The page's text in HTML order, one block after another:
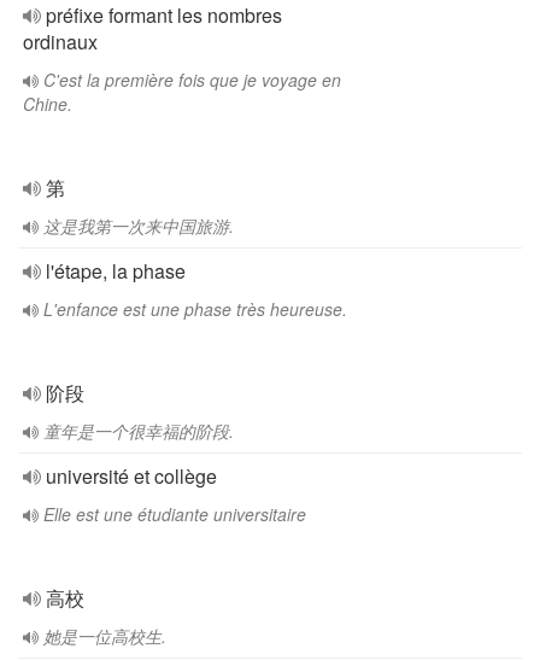
préfixe formant les nombres
ordinaux
C'est la première fois que je voyage en
Chine.
第
这是我第一次来中国旅游.
l'étape, la phase
L'enfance est une phase très heureuse.
阶段
童年是一个很幸福的阶段.
université et collège
Elle est une étudiante universitaire
高校
她是一位高校生.